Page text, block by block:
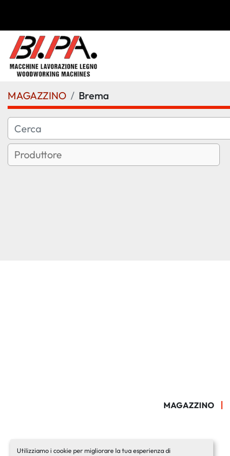
Utilizziamo i cookie per migliorare la tua esperienza di
MAGAZZINO Brema
MAGAZZINO